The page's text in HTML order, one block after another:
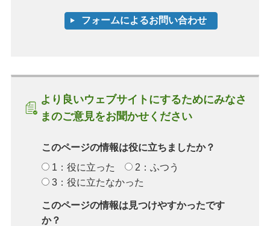
より良いウェブサイトにするためにみなさ
まのご意見をお聞かせください
このページの情報は役に立ちましたか？
1：役に立った
2：ふつう
3：役に立たなかった
このページの情報は見つけやすかったです
か？